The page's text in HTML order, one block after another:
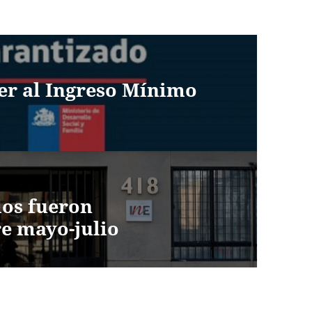
al Ingreso Mínimo
fueron
mayo-julio